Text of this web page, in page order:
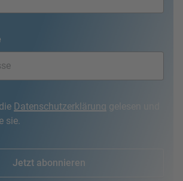
Datenschutzerklärung gelesen und
sie.
Jetzt abonnieren